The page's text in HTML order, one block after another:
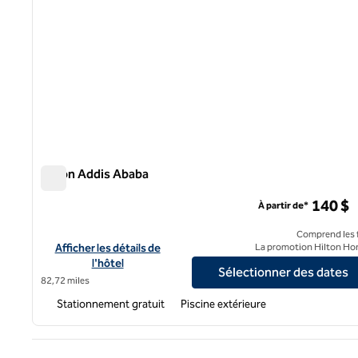
Hilton Addis Ababa
Afficher les détails de l'hôtel Hilton Addis Ababa
Afficher les détails de
l'hôtel
82,72 miles
À partir de* 140 $
Comprend les
La promotion Hilton
Sélectionner des dates
Stationnement gratuit Piscine extérieure